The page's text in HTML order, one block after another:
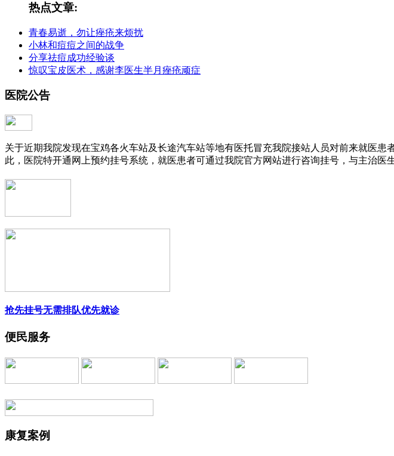
热点文章:
青春易逝，勿让痤疮来烦扰
小林和痘痘之间的战争
分享祛痘成功经验谈
惊叹宝皮医术，感谢李医生半月痤疮顽症
医院公告
关于近期我院发现在宝鸡各火车站及长途汽车站等地有医托冒充我院接站人员对前来就医
此，医院特开通网上预约挂号系统，就医患者可通过我院官方网站进行咨询挂号，与主治医
抢先挂号无需排队优先就诊
便民服务
康复案例